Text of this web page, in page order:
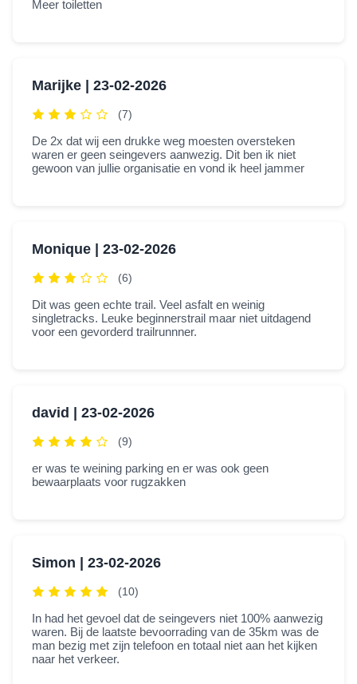
Meer toiletten
Marijke | 23-02-2026
(7)
De 2x dat wij een drukke weg moesten oversteken
waren er geen seingevers aanwezig. Dit ben ik niet
gewoon van jullie organisatie en vond ik heel jammer
Monique | 23-02-2026
(6)
Dit was geen echte trail. Veel asfalt en weinig
singletracks. Leuke beginnerstrail maar niet uitdagend
voor een gevorderd trailrunnner.
david | 23-02-2026
(9)
er was te weining parking en er was ook geen
bewaarplaats voor rugzakken
Simon | 23-02-2026
(10)
In had het gevoel dat de seingevers niet 100% aanwezig
waren. Bij de laatste bevoorrading van de 35km was de
man bezig met zijn telefoon en totaal niet aan het kijken
naar het verkeer.